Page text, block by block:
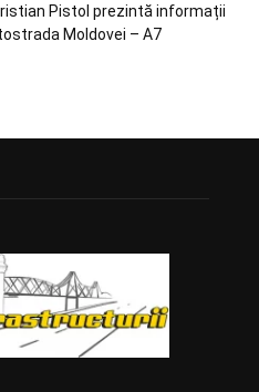
Pistol prezintă informații
Moldovei – A7